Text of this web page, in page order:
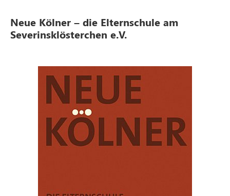
Neue Kölner – die Elternschule am
Severinsklösterchen e.V.